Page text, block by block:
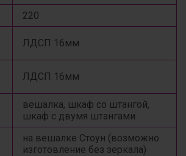
220
ЛДСП 16мм
ЛДСП 16мм
вешалка, шкаф со штангой,
шкаф с двумя штангами
на вешалке Стоун (возможно
изготовление без зеркала)